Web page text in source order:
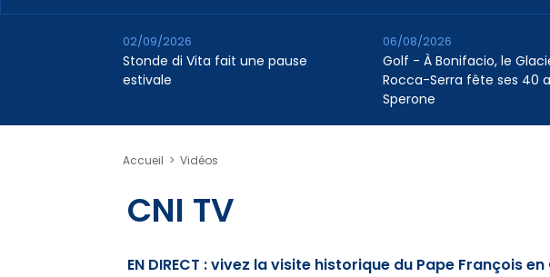
Stonde di Vita fait une pause
estivale
02/09/2026
Golf - À Bonifacio, le
Rocca-Serra fête ses 40
Sperone
06/08/2026
Accueil > Vidéos
CNI TV
EN DIRECT : vivez la visite historique du Pape François